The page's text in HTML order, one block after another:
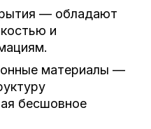
— обладают
и
материалы —
бесшовное